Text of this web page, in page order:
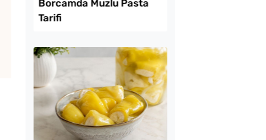
Lezzet Trendleri